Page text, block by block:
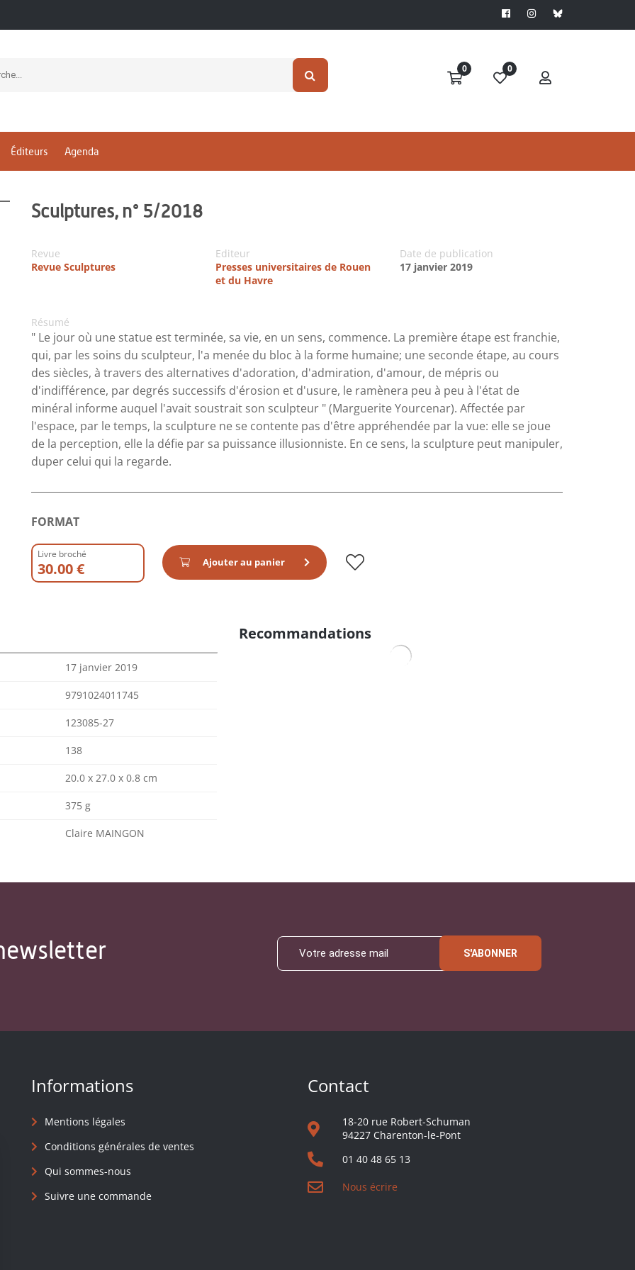
0 0
Éditeurs Agenda
Sculptures, n° 5/2018
Revue
Revue Sculptures
Editeur
Presses universitaires de Rouen
et du Havre
Date de publication
17 janvier 2019
Résumé
" Le jour où une statue est terminée, sa vie, en un sens, commence. La première étape est franchie,
qui, par les soins du sculpteur, l'a menée du bloc à la forme humaine; une seconde étape, au cours
des siècles, à travers des alternatives d'adoration, d'admiration, d'amour, de mépris ou
d'indifférence, par degrés successifs d'érosion et d'usure, le ramènera peu à peu à l'état de
minéral informe auquel l'avait soustrait son sculpteur " (Marguerite Yourcenar). Affectée par
l'espace, par le temps, la sculpture ne se contente pas d'être appréhendée par la vue: elle se joue
de la perception, elle la défie par sa puissance illusionniste. En ce sens, la sculpture peut manipuler,
duper celui qui la regarde.
FORMAT
Livre broché
30.00 € Ajouter au panier
17 janvier 2019
9791024011745
123085-27
138
20.0 x 27.0 x 0.8 cm
375 g
Claire MAINGON
Recommandations
S'ABONNER
Informations
Mentions légales
Conditions générales de ventes
Qui sommes-nous
Suivre une commande
Contact
18-20 rue Robert-Schuman
94227 Charenton-le-Pont
01 40 48 65 13
Nous écrire